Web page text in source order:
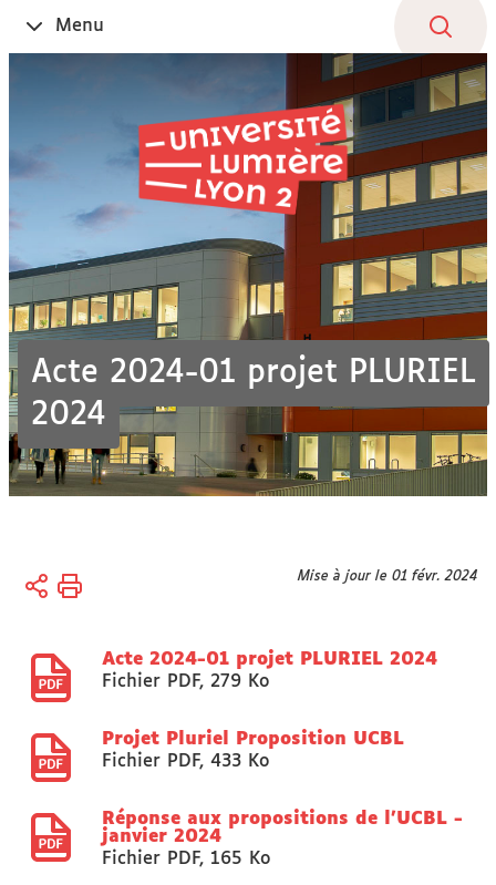
Ouvrir
le
Menu
Acte 2024-01 projet PLURIEL
2024
Vous
Accueil
Organisation
Conseils,
Sections
disciplinaires
Mise à jour le 01 févr. 2024
Acte 2024-01 projet PLURIEL 2024
Fichier PDF, 279 Ko
Projet Pluriel Proposition UCBL
Fichier PDF, 433 Ko
Réponse aux propositions de l'UCBL -
janvier 2024
Fichier PDF, 165 Ko